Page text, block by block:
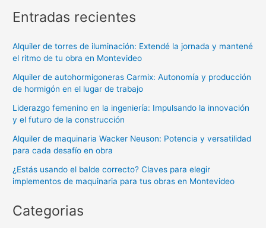
Entradas recientes
Alquiler de torres de iluminación: Extendé la jornada y mantené
el ritmo de tu obra en Montevideo
Alquiler de autohormigoneras Carmix: Autonomía y producción
de hormigón en el lugar de trabajo
Liderazgo femenino en la ingeniería: Impulsando la innovación
y el futuro de la construcción
Alquiler de maquinaria Wacker Neuson: Potencia y versatilidad
para cada desafío en obra
¿Estás usando el balde correcto? Claves para elegir
implementos de maquinaria para tus obras en Montevideo
Categorias